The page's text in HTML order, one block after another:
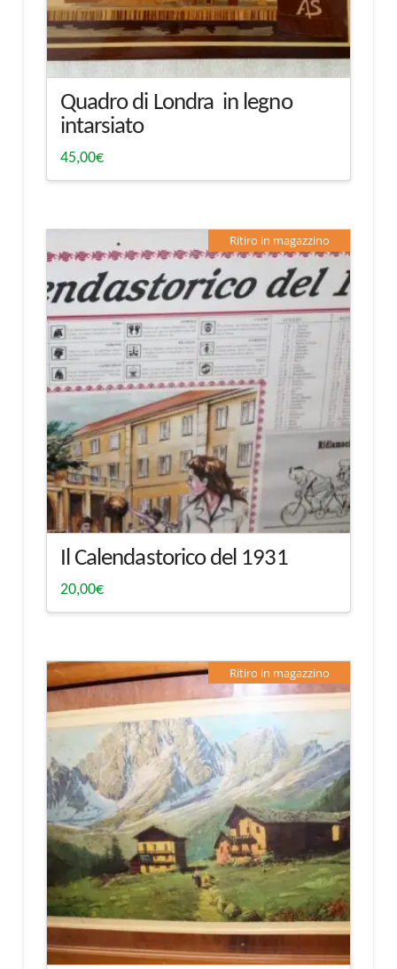
Quadro di Londra in legno
intarsiato
45,00€
Ritiro in magazzino
Il Calendastorico del 1931
20,00€
Ritiro in magazzino